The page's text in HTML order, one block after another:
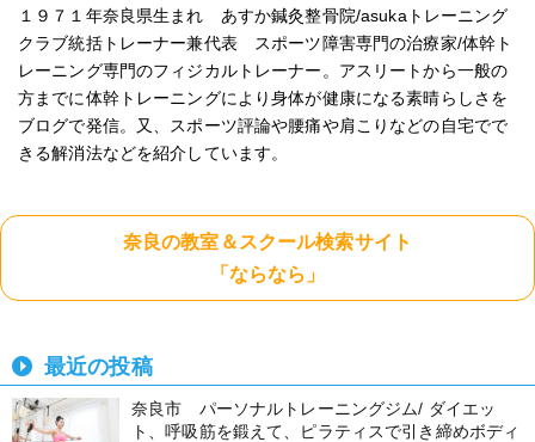
１９７１年奈良県生まれ あすか鍼灸整骨院/asukaトレーニング
クラブ統括トレーナー兼代表 スポーツ障害専門の治療家/体幹ト
レーニング専門のフィジカルトレーナー。アスリートから一般の
方までに体幹トレーニングにより身体が健康になる素晴らしさを
ブログで発信。又、スポーツ評論や腰痛や肩こりなどの自宅でで
きる解消法などを紹介しています。
奈良の教室＆スクール検索サイト
「ならなら」
最近の投稿
奈良市 パーソナルトレーニングジム/ ダイエッ
ト、呼吸筋を鍛えて、ピラティスで引き締めボディ